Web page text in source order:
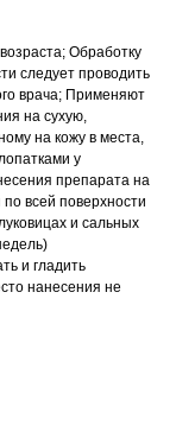
Обработку
следует проводить
врача; Применяют
на сухую,
на кожу в места,
у
препарата на
всей поверхности
и сальных
и гладить
нанесения не